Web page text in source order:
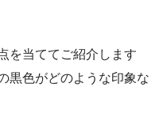
を当ててご紹介します
黒色がどのような印象な